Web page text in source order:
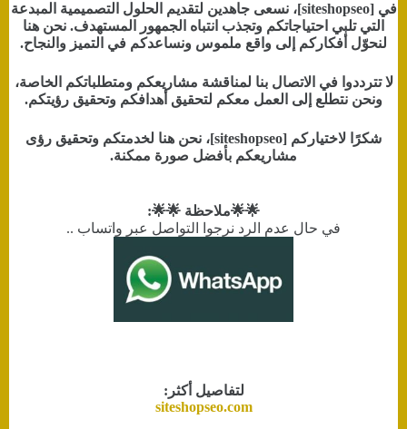
في [siteshopseo]، نسعى جاهدين لتقديم الحلول التصميمية المبدعة
التي تلبي احتياجاتكم وتجذب انتباه الجمهور المستهدف. نحن هنا
لنحوّل أفكاركم إلى واقع ملموس ونساعدكم في التميز والنجاح.
لا تترددوا في الاتصال بنا لمناقشة مشاريعكم ومتطلباتكم الخاصة،
ونحن نتطلع إلى العمل معكم لتحقيق أهدافكم وتحقيق رؤيتكم.
شكرًا لاختياركم [siteshopseo]، نحن هنا لخدمتكم وتحقيق رؤى
مشاريعكم بأفضل صورة ممكنة.
🌟🌟ملاحظة 🌟🌟:
في حال عدم الرد نرجوا التواصل عبر واتساب ..
لتفاصيل أكثر:
siteshopseo.com